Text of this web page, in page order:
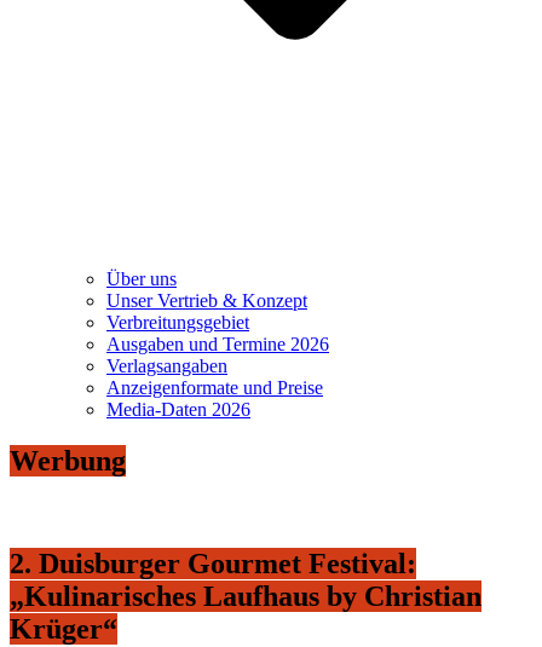
Über uns
Unser Vertrieb & Konzept
Verbreitungsgebiet
Ausgaben und Termine 2026
Verlagsangaben
Anzeigenformate und Preise
Media-Daten 2026
Werbung
2. Duisburger Gourmet Festival:
„Kulinarisches Laufhaus by Christian
Krüger“